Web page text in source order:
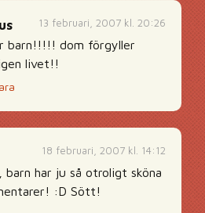
13 februari, 2007 kl. 20:26
barn!!!!! dom förgyller
livet!!
18 februari, 2007 kl. 14:12
barn har ju så otroligt sköna
:D Sött!